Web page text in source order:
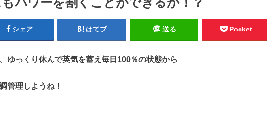
シェア はてブ 送る Pocket
ゆっくり休んで英気を蓄え毎日100％の状態から
管理しようね！